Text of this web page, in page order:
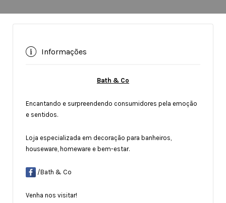
Informações
Bath & Co
Encantando e surpreendendo consumidores pela emoção
e sentidos.
Loja especializada em decoração para banheiros,
houseware, homeware e bem-estar.
/Bath & Co
Venha nos visitar!